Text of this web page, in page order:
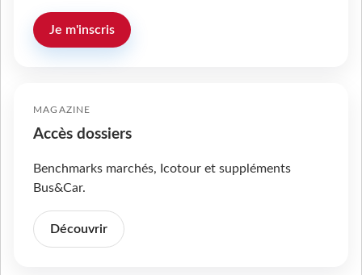
Je m'inscris
MAGAZINE
Accès dossiers
Benchmarks marchés, Icotour et suppléments
Bus&Car.
Découvrir